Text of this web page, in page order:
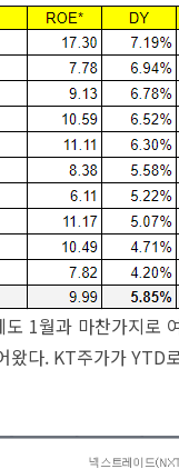
도 1월과 마찬가지로
왔다. KT주가가 YTD